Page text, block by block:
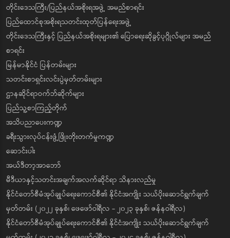
တိုင်းဒေသကြီး/ပြည်နယ်အစိုးရအဖွဲ့ အမည်စာရင်း
ပြည်ထောင်စုအစိုးရသတင်းထုတ်ပြန်ရေးအဖွဲ့
တိုင်းဒေသကြီးနှင့် ပြည်နယ်အစိုးရများ၏ ပြောရေးဆိုခွင့်ပုဂ္ဂိုလ်များ အမည်
စာရင်း
မြန်မာနိုင်ငံ ပြန်တမ်းများ
သတင်းစာရှင်းလင်းပွဲမှတ်တမ်းများ
ဌာနဆိုင်ရာဝက်ဘ်ဆိုက်များ
ပြည်သူ့စာကြည့်တိုက်
အသိပညာပေးကဏ္ဍ
ခရီးသွားလုပ်ငန်းဖွံ့ဖြိုးတိုးတက်မှုကဏ္ဍ
ဆောင်းပါး
အယ်ဒီတာ့အာဘော်
မီဒီယာနှင့်သတင်းအချက်အလက်ဆိုင်ရာ သိနားလည်မှု
နိုင်ငံတော်စီမံအုပ်ချုပ်ရေးကောင်စီ၏ နိုင်ငံအကျိုး သယ်ပိုးဆောင်ရွက်ချက်
မှတ်တမ်း (၂၀၂၂ ခုနှစ်၊ ဖေဖော်ဝါရီလ - ၂၀၂၃ ခုနှစ်၊ ဇန်နဝါရီလ)
နိုင်ငံတော်စီမံအုပ်ချုပ်ရေးကောင်စီ၏ နိုင်ငံအကျိုး သယ်ပိုးဆောင်ရွက်ချက်